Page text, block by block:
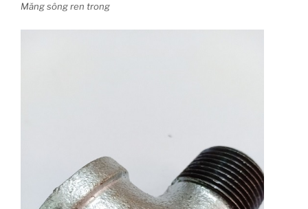
Măng sông ren trong